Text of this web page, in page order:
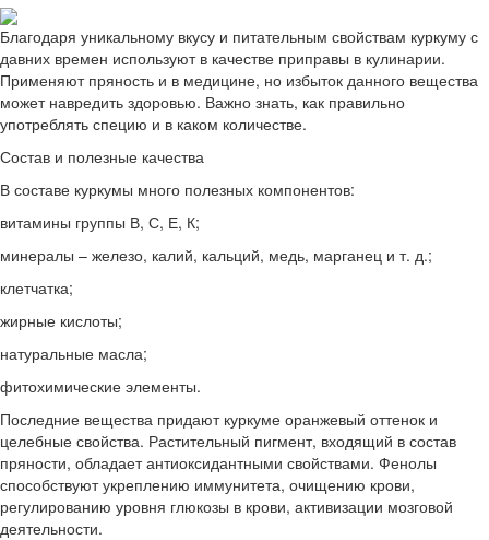
Благодаря уникальному вкусу и питательным свойствам куркуму с
давних времен используют в качестве приправы в кулинарии.
Применяют пряность и в медицине, но избыток данного вещества
может навредить здоровью. Важно знать, как правильно
употреблять специю и в каком количестве.
Состав и полезные качества
В составе куркумы много полезных компонентов:
витамины группы В, С, Е, К;
минералы – железо, калий, кальций, медь, марганец и т. д.;
клетчатка;
жирные кислоты;
натуральные масла;
фитохимические элементы.
Последние вещества придают куркуме оранжевый оттенок и
целебные свойства. Растительный пигмент, входящий в состав
пряности, обладает антиоксидантными свойствами. Фенолы
способствуют укреплению иммунитета, очищению крови,
регулированию уровня глюкозы в крови, активизации мозговой
деятельности.